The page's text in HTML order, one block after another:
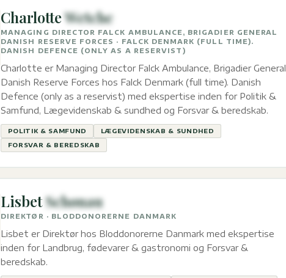
CharlotteWetche
MANAGING DIRECTOR FALCK AMBULANCE, BRIGADIER GENERAL
DANISH RESERVE FORCES · FALCK DENMARK (FULL TIME).
DANISH DEFENCE (ONLY AS A RESERVIST)
Charlotte er Managing Director Falck Ambulance, Brigadier General
Danish Reserve Forces hos Falck Denmark (full time). Danish
Defence (only as a reservist) med ekspertise inden for Politik &
Samfund, Lægevidenskab & sundhed og Forsvar & beredskab.
POLITIK & SAMFUND
LÆGEVIDENSKAB & SUNDHED
FORSVAR & BEREDSKAB
LisbetSchønau
DIREKTØR · BLODDONORERNE DANMARK
Lisbet er Direktør hos Bloddonorerne Danmark med ekspertise
inden for Landbrug, fødevarer & gastronomi og Forsvar &
beredskab.